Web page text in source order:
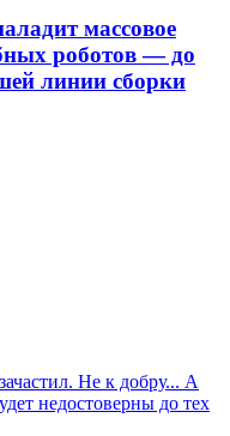
массовое
роботов — до
линии сборки
Не к добру... А
недостоверны до тех